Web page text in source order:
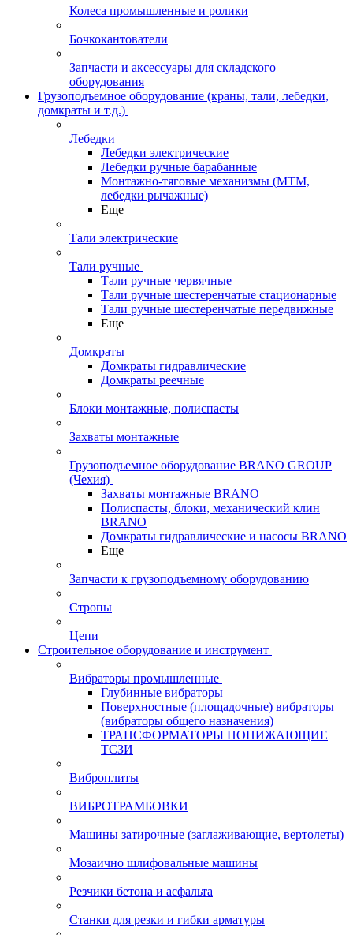
Колеса промышленные и ролики
Бочкокантователи
Запчасти и аксессуары для складского
оборудования
Грузоподъемное оборудование (краны, тали, лебедки,
домкраты и т.д.)
Лебедки
Лебедки электрические
Лебедки ручные барабанные
Монтажно-тяговые механизмы (МТМ,
лебедки рычажные)
Еще
Тали электрические
Тали ручные
Тали ручные червячные
Тали ручные шестеренчатые стационарные
Тали ручные шестеренчатые передвижные
Еще
Домкраты
Домкраты гидравлические
Домкраты реечные
Блоки монтажные, полиспасты
Захваты монтажные
Грузоподъемное оборудование BRANO GROUP
(Чехия)
Захваты монтажные BRANO
Полиспасты, блоки, механический клин
BRANO
Домкраты гидравлические и насосы BRANO
Еще
Запчасти к грузоподъемному оборудованию
Стропы
Цепи
Строительное оборудование и инструмент
Вибраторы промышленные
Глубинные вибраторы
Поверхностные (площадочные) вибраторы
(вибраторы общего назначения)
ТРАНСФОРМАТОРЫ ПОНИЖАЮЩИЕ
ТСЗИ
Виброплиты
ВИБРОТРАМБОВКИ
Машины затирочные (заглаживающие, вертолеты)
Мозаично шлифовальные машины
Резчики бетона и асфальта
Станки для резки и гибки арматуры